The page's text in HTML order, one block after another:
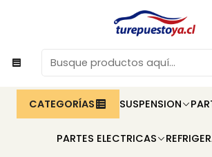
CATEGORÍAS SUSPENSION
PARTES ELECTRICAS